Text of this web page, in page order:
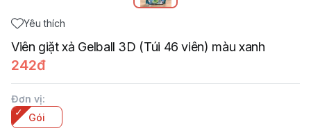
Yêu thích
Viên giặt xả Gelball 3D (Túi 46 viên) màu xanh
242đ
Đơn vị:
Gói